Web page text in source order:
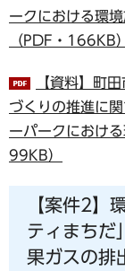
ークにおける環
（PDF・166KB）
【資料】町
づくりの推進に
ーパークにおけ
99KB）
【案件2】
ティまちだ
果ガスの排